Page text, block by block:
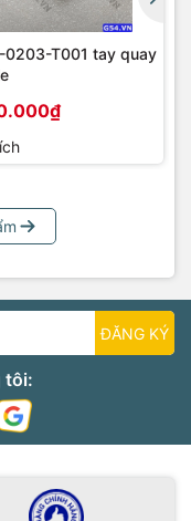
0203-T001 tay quay
ĐĂNG KÝ
tôi: